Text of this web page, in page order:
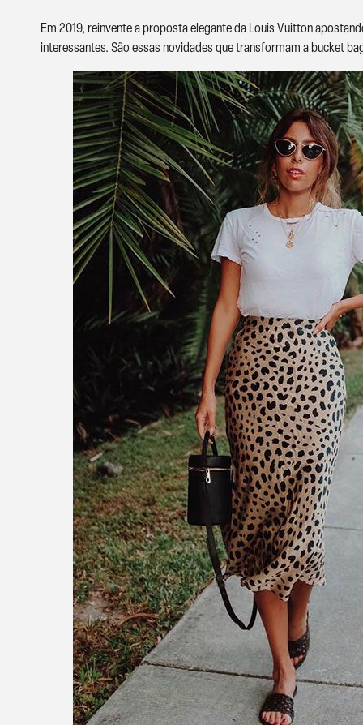
Em 2019, reinvente a proposta elegante da Louis Vuitton
interessantes. São essas novidades que transformam a bucket